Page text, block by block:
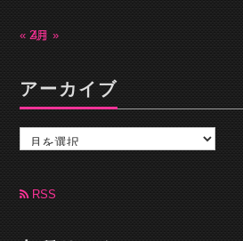
« 2月4月 »
アーカイブ
カ
ブ RSS